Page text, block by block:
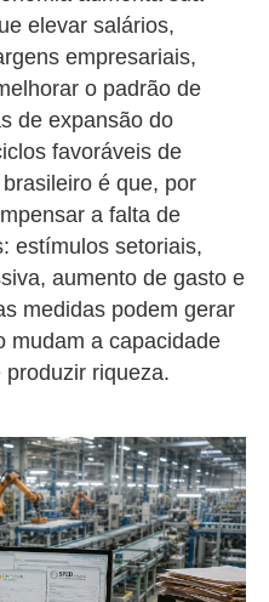
elevar salários,
empresariais,
o padrão de
de expansão do
favoráveis de
é que, por
a falta de
estímulos setoriais,
aumento de gasto e
medidas podem gerar
mudam a capacidade
riqueza.